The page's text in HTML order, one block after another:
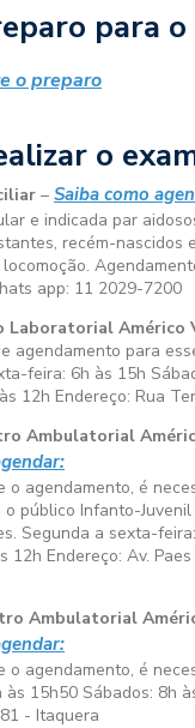
para o
o preparo
o
– Saiba como
e indicada par
recém-nascidos
app: 11 2029-7200
Laboratorial Américo
agendamento para
feira: 6h às 15h
12h Endereço: Rua
Ambulatorial
o agendamento, é
o público Infanto-
Segunda a sexta-feira:
12h Endereço: Av.
Ambulatorial
o agendamento, é
às 15h50 Sábados: 8h
- Itaquera